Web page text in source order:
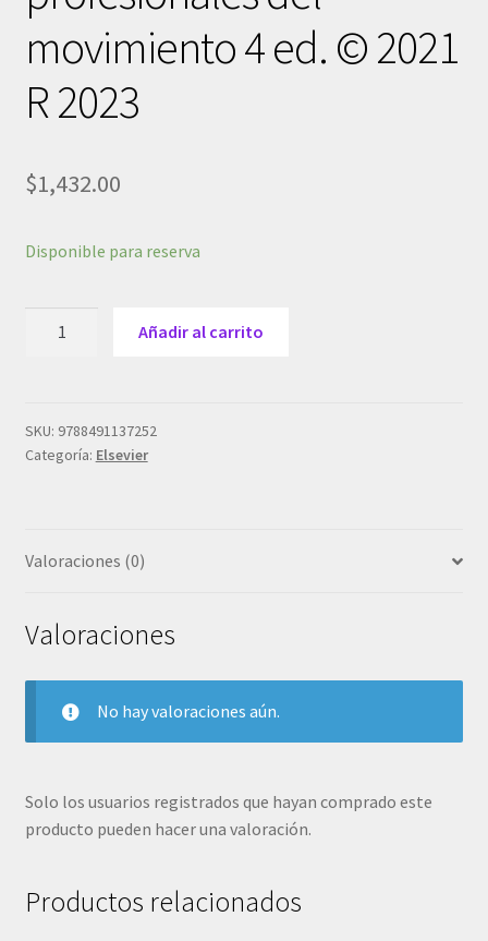
movimiento 4 ed. © 2021
R 2023
$1,432.00
Disponible para reserva
Meridianos
miofasciales
y
movimiento
2023
cantidad
Añadir al carrito
SKU: 9788491137252
Categoría: Elsevier
Valoraciones (0)
Valoraciones
No hay valoraciones aún.
Solo los usuarios registrados que hayan comprado este
producto pueden hacer una valoración.
Productos relacionados